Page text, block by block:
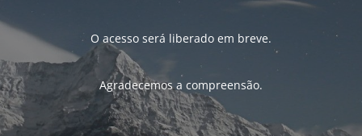
O acesso será liberado em breve.
Agradecemos a compreensão.